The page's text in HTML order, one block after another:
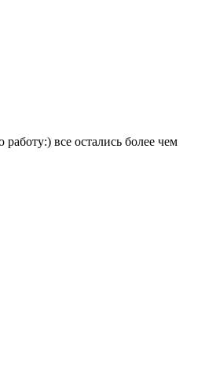
все остались более чем